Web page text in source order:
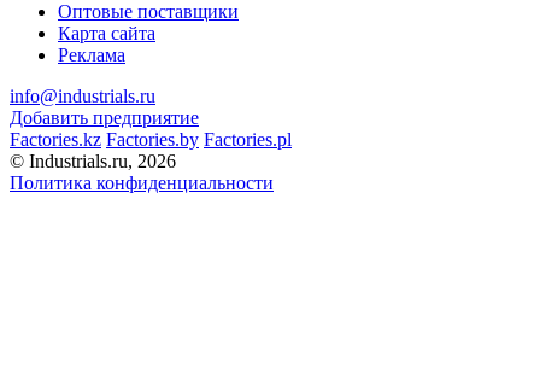
Оптовые поставщики
Карта сайта
Реклама
info@industrials.ru
Добавить предприятие
Factories.kz Factories.by Factories.pl
© Industrials.ru, 2026
Политика конфиденциальности